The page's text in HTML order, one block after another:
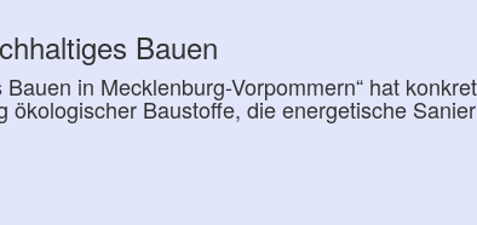
Bauen
in Mecklenburg-Vorpommern“ hat
ökologischer Baustoffe, die energetische